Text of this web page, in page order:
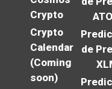
Crypto
Crypto
Calendar
(Coming
soon)
de